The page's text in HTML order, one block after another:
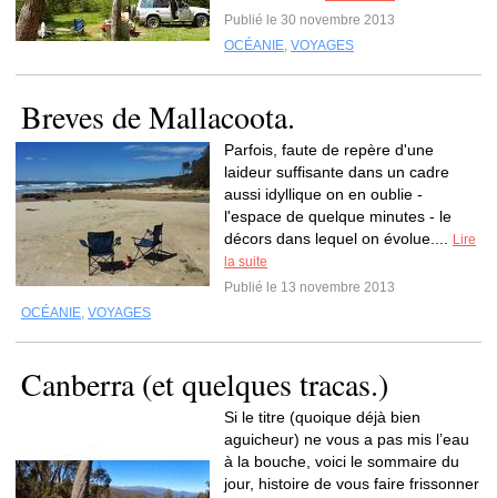
Publié le 30 novembre 2013
OCÉANIE, VOYAGES
Breves de Mallacoota.
Parfois, faute de repère d'une
laideur suffisante dans un cadre
aussi idyllique on en oublie -
l'espace de quelque minutes - le
décors dans lequel on évolue....
Lire
la suite
Publié le 13 novembre 2013
OCÉANIE, VOYAGES
Canberra (et quelques tracas.)
Si le titre (quoique déjà bien
aguicheur) ne vous a pas mis l’eau
à la bouche, voici le sommaire du
jour, histoire de vous faire frissonner